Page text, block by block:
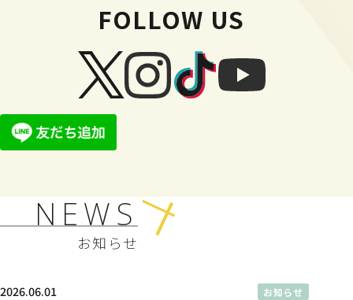
FOLLOW US
NEWS
お知らせ
2026.06.01 お知らせ